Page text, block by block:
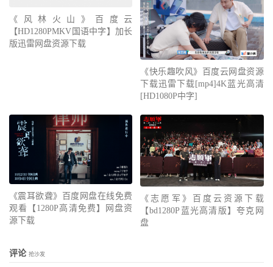
《风林火山》百度云
【HD1280PMKV国语中字】加长
版迅雷网盘资源下载
《快乐趣吹风》百度云网盘资源
下载迅雷下载[mp4]4K蓝光高清
[HD1080P中字]
《震耳欲聋》百度网盘在线免费
观看【1280P高清免费】网盘资
源下载
《志愿军》百度云资源下载
【bd1280P蓝光高清版】夸克网
盘
评论 抢沙发